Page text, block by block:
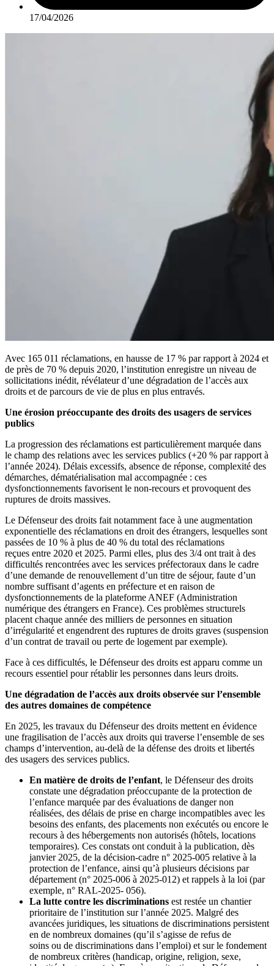
17/04/2026
Avec 165 011 réclamations, en hausse de 17 % par rapport à 2024 et
de près de 70 % depuis 2020, l’institution enregistre un niveau de
sollicitations inédit, révélateur d’une dégradation de l’accès aux
droits et de parcours de vie de plus en plus entravés.
Une érosion préoccupante des droits des usagers de services
publics
La progression des réclamations est particulièrement marquée dans
le champ des relations avec les services publics (+20 % par rapport à
l’année 2024). Délais excessifs, absence de réponse, complexité des
démarches, dématérialisation mal accompagnée : ces
dysfonctionnements favorisent le non-recours et provoquent des
ruptures de droits massives.
Le Défenseur des droits fait notamment face à une augmentation
exponentielle des réclamations en droit des étrangers, lesquelles sont
passées de 10 % à plus de 40 % du total des réclamations
reçues entre 2020 et 2025. Parmi elles, plus des 3/4 ont trait à des
difficultés rencontrées avec les services préfectoraux dans le cadre
d’une demande de renouvellement d’un titre de séjour, faute d’un
nombre suffisant d’agents en préfecture et en raison de
dysfonctionnements de la plateforme ANEF (Administration
numérique des étrangers en France). Ces problèmes structurels
placent chaque année des milliers de personnes en situation
d’irrégularité et engendrent des ruptures de droits graves (suspension
d’un contrat de travail ou perte de logement par exemple).
Face à ces difficultés, le Défenseur des droits est apparu comme un
recours essentiel pour rétablir les personnes dans leurs droits.
Une dégradation de l’accès aux droits observée sur l’ensemble
des autres domaines de compétence
En 2025, les travaux du Défenseur des droits mettent en évidence
une fragilisation de l’accès aux droits qui traverse l’ensemble de ses
champs d’intervention, au-delà de la défense des droits et libertés
des usagers des services publics.
En matière de droits de l’enfant, le Défenseur des droits
constate une dégradation préoccupante de la protection de
l’enfance marquée par des évaluations de danger non
réalisées, des délais de prise en charge incompatibles avec les
besoins des enfants, des placements non exécutés ou encore le
recours à des hébergements non autorisés (hôtels, locations
temporaires). Ces constats ont conduit à la publication, dès
janvier 2025, de la décision-cadre n° 2025-005 relative à la
protection de l’enfance, ainsi qu’à plusieurs décisions par
département (n° 2025-006 à 2025-012) et rappels à la loi (par
exemple, n° RAL-2025- 056).
La lutte contre les discriminations est restée un chantier
prioritaire de l’institution sur l’année 2025. Malgré des
avancées juridiques, les situations de discriminations persistent
en de nombreux domaines (qu’il s’agisse de refus de
soins ou de discriminations dans l’emploi) et sur le fondement
de nombreux critères (handicap, origine, religion, sexe,